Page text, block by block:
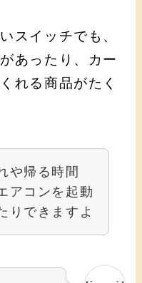
スイッチでも、
あったり、カー
れる商品がたく
や帰る時間
アコンを起動
りできますよ